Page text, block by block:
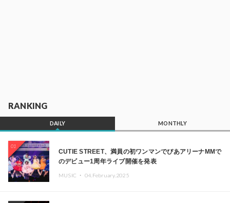
RANKING
DAILY MONTHLY
01
CUTIE STREET、満員の初ワンマンでぴあアリーナMMで
のデビュー1周年ライブ開催を発表
MUSIC ・ 04.February.2025